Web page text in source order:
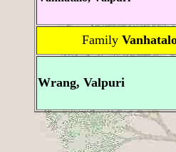
Family
Wrang, Valpuri